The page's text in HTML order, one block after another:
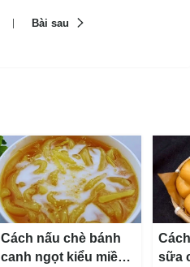
Bài sau
Cách nấu chè bánh
canh ngọt kiểu miền
sữa